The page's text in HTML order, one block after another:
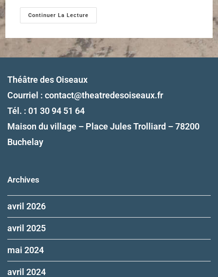
Continuer La Lecture
Théâtre des Oiseaux
Courriel : contact@theatredesoiseaux.fr
Tél. : 01 30 94 51 64
Maison du village – Place Jules Trolliard – 78200
Buchelay
Archives
avril 2026
avril 2025
mai 2024
avril 2024